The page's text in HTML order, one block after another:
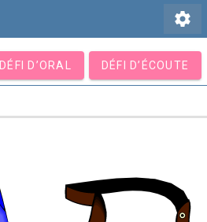
settings
DÉFI D’ORAL DÉFI D’ÉCOUTE